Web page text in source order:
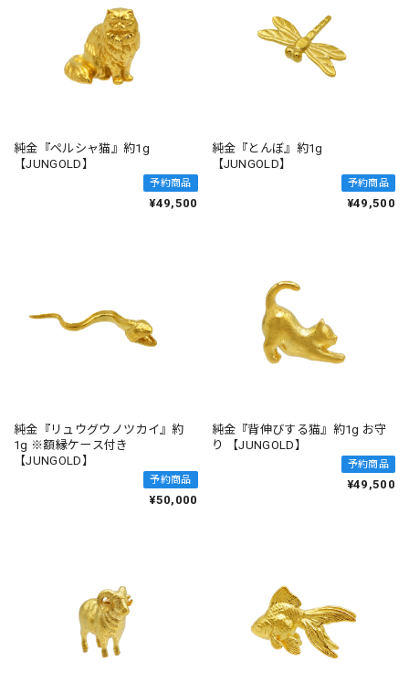
純金『ペルシャ猫』約1g
【JUNGOLD】
予約商品
¥49,500
純金『とんぼ』約1g
【JUNGOLD】
予約商品
¥49,500
純金『リュウグウノツカイ』約
1g ※額縁ケース付き
【JUNGOLD】
予約商品
¥50,000
純金『背伸びする猫』約1g お守
り 【JUNGOLD】
予約商品
¥49,500